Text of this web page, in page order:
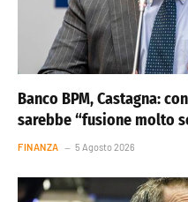
Banco BPM, Castagna:
sarebbe “fusione molto
FINANZA 5 Agosto 2026